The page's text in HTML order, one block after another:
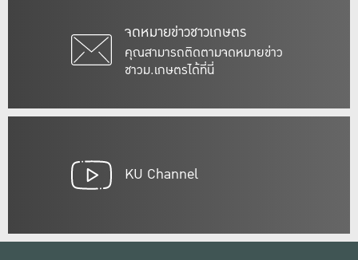
จดหมายข่าวชาวเกษตร
คุณสามารถติดตามจดหมายข่าว
ชาวม.เกษตรได้ที่นี่
KU Channel